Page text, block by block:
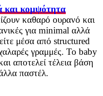
και κομψότητα
καθαρό ουρανό και
για minimal αλλά
μέσα από structured
γραμμές. Το baby
αποτελεί τέλεια βάση
παστέλ.